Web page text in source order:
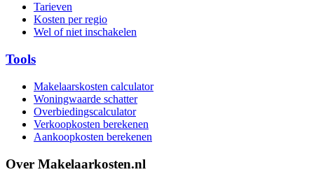
Tarieven
Kosten per regio
Wel of niet inschakelen
Tools
Makelaarskosten calculator
Woningwaarde schatter
Overbiedingscalculator
Verkoopkosten berekenen
Aankoopkosten berekenen
Over Makelaarkosten.nl